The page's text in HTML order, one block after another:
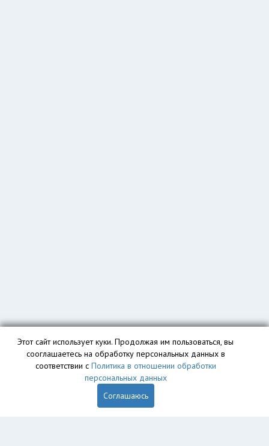
Этот сайт использует куки. Продолжая им пользоваться, вы
сооглашаетесь на обработку персональных данных в
соответствии с Политика в отношении обработки
персональных данных
Соглашаюсь